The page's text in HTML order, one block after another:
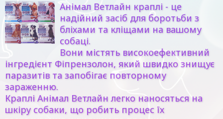
Анімал Ветлайн краплі - це
надійний засіб для боротьби з
бліхами та кліщами на вашому
собаці.
Вони містять високоефективний
інгредієнт Фіпрензолон, який швидко знищує
паразитів та запобігає повторному
зараженню.
Краплі Анімал Ветлайн легко наносяться на
шкіру собаки, що робить процес їх